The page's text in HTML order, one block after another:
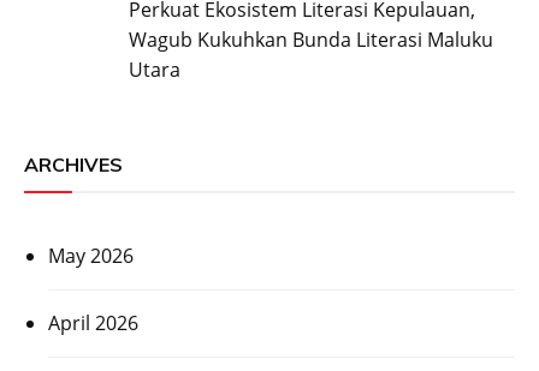
Perkuat Ekosistem Literasi Kepulauan,
Wagub Kukuhkan Bunda Literasi Maluku
Utara
ARCHIVES
May 2026
April 2026